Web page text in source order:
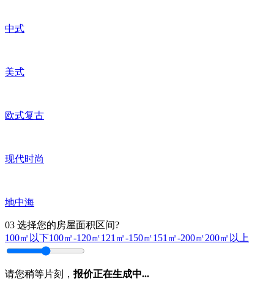
中式
美式
欧式复古
现代时尚
地中海
03 选择您的房屋面积区间?
100㎡以下100㎡-120㎡121㎡-150㎡151㎡-200㎡200㎡以上
请您稍等片刻， 报价正在生成中...